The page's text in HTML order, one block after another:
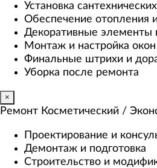
Установка
Обеспечение отопления
Декоративные элементы
Монтаж и настройка
Финальные штрихи и
Уборка после ремонта
×
Ремонт Косметический /
Проектирование и
Демонтаж и подготовка
Строительство и